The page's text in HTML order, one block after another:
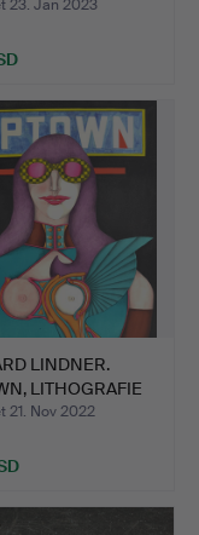
23. Jan 2023
LINDNER.
LITHOGRAFIE
21. Nov 2022